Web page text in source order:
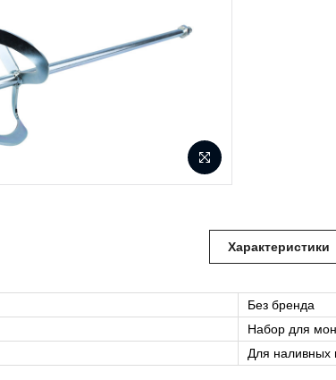
Характеристики
Без бренда
Набор для
Для наливных